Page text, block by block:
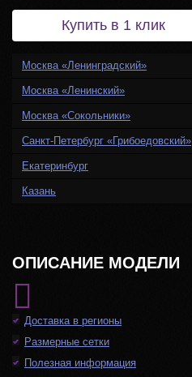
Купить в 1 клик
Москва «Ленинградский»
Москва «Ленинский»
Москва «Сокольники»
Санкт-Петербург «Грибоедовский»
Екатеринбург
Казань
ОПИСАНИЕ МОДЕЛИ
Доставка в регионы
Размерные сетки
Полезная информация